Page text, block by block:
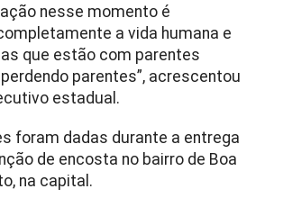
nesse momento é
a vida humana e
que estão com parentes
parentes”, acrescentou
estadual.
foram dadas durante a entrega
de encosta no bairro de Boa
na capital.